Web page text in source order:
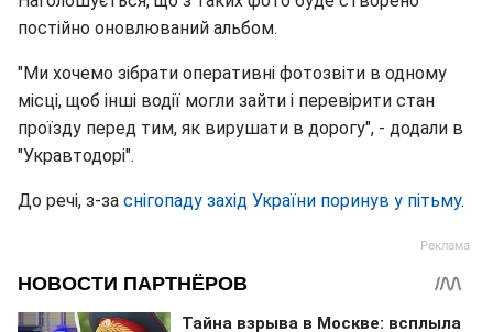
постійно оновлюваний альбом.
"Ми хочемо зібрати оперативні фотозвіти в одному
місці, щоб інші водії могли зайти і перевірити стан
проїзду перед тим, як вирушати в дорогу", - додали в
"Укравтодорі".
До речі, з-за снігопаду захід України поринув у пітьму.